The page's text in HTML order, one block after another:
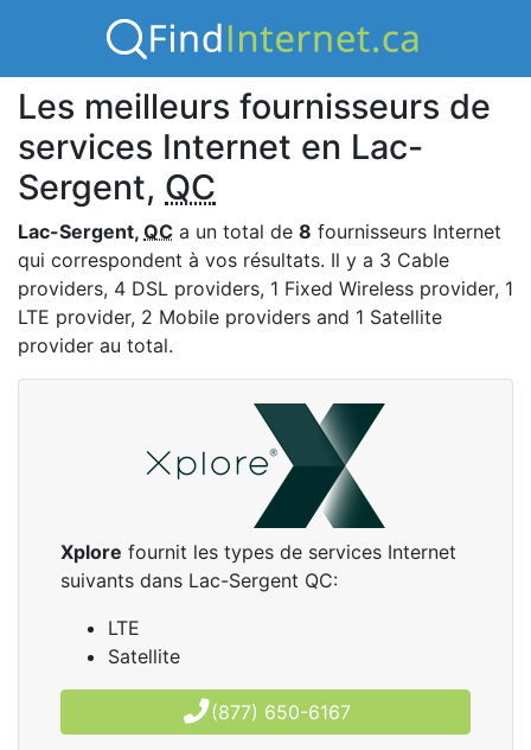
Les meilleurs fournisseurs de
services Internet en Lac-
Sergent, QC
Lac-Sergent, QC a un total de 8 fournisseurs Internet
qui correspondent à vos résultats. Il y a 3 Cable
providers, 4 DSL providers, 1 Fixed Wireless provider, 1
LTE provider, 2 Mobile providers and 1 Satellite
provider au total.
Xplore fournit les types de services Internet
suivants dans Lac-Sergent QC:
LTE
Satellite
(877) 650-6167